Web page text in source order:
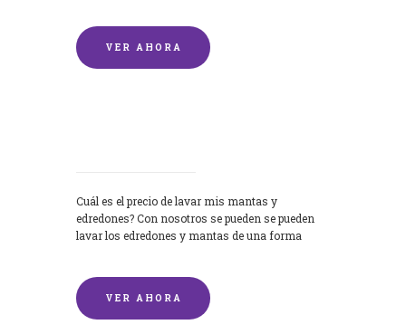
VER AHORA
Cuál es el precio de lavar mis mantas y
edredones? Con nosotros se pueden se pueden
lavar los edredones y mantas de una forma
VER AHORA